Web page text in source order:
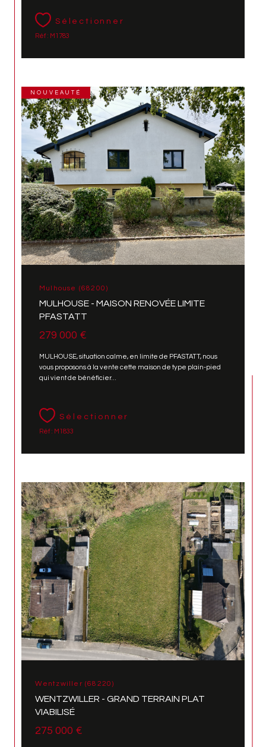
Sélectionner
Réf : M1783
Mulhouse (68200)
MULHOUSE - MAISON RENOVÉE LIMITE
PFASTATT
279 000 €
MULHOUSE, situation calme, en limite de PFASTATT, nous
vous proposons à la vente cette maison de type plain-pied
qui vient de bénéficier...
Sélectionner
Réf : M1833
NOUVEAUTÉ
Wentzwiller (68220)
WENTZWILLER - GRAND TERRAIN PLAT
VIABILISÉ
275 000 €